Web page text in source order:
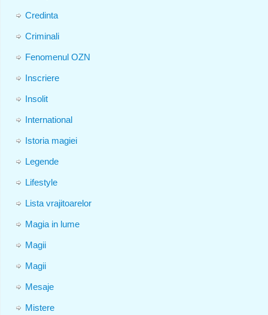
Credinta
Criminali
Fenomenul OZN
Inscriere
Insolit
International
Istoria magiei
Legende
Lifestyle
Lista vrajitoarelor
Magia in lume
Magii
Magii
Mesaje
Mistere